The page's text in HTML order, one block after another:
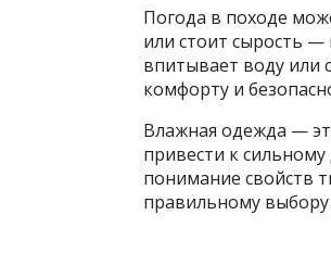
Погода в походе
или стоит сырость —
впитывает воду или
комфорту и
Влажная одежда —
привести к
понимание свойств
правильному